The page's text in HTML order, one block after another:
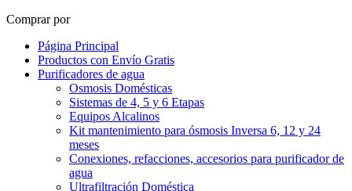
Comprar por
Página Principal
Productos con Envío Gratis
Purificadores de agua
Osmosis Domésticas
Sistemas de 4, 5 y 6 Etapas
Equipos Alcalinos
Kit mantenimiento para ósmosis Inversa 6, 12 y 24
meses
Conexiones, refacciones, accesorios para purificador de
agua
Ultrafiltración Doméstica